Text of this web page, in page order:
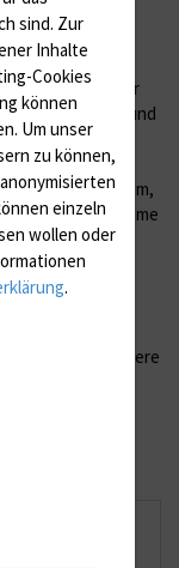
Warnemünde
mit
mit Chef- oder
ihre Fragen rund
und ihren
mit der
Programm,
die Teilnahme
bietet. Die
Ort:
Am
und weitere
sind. Zur
Inhalte
Cookies
können
Um unser
zu können,
einzeln
wollen oder
.